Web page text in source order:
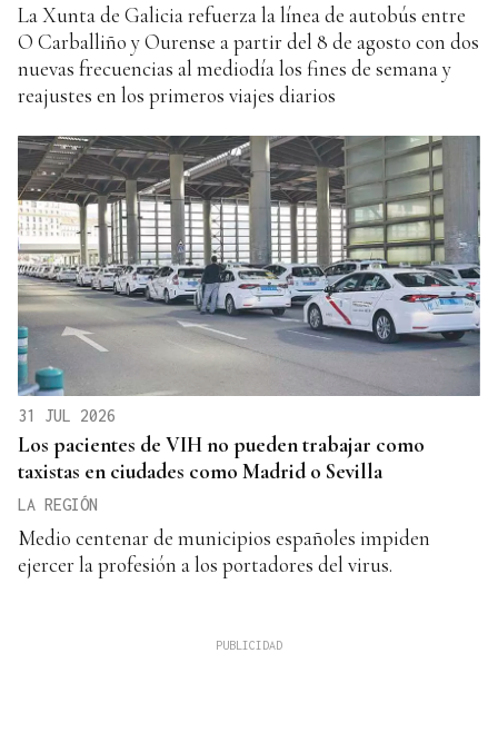
La Xunta de Galicia refuerza la línea de autobús entre
O Carballiño y Ourense a partir del 8 de agosto con dos
nuevas frecuencias al mediodía los fines de semana y
reajustes en los primeros viajes diarios
31 JUL 2026
Los pacientes de VIH no pueden trabajar como
taxistas en ciudades como Madrid o Sevilla
LA REGIÓN
Medio centenar de municipios españoles impiden
ejercer la profesión a los portadores del virus.